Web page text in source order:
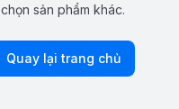
chọn sản phẩm khác.
Quay lại trang chủ